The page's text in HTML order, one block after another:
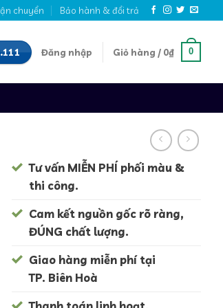
chuyển Bảo hành & đổi trả
Đăng nhập Giỏ hàng / 0₫ 0
Tư vấn MIỄN PHÍ phối màu &
thi công.
Cam kết nguồn gốc rõ ràng,
ĐÚNG chất lượng.
Giao hàng miễn phí tại
TP. Biên Hoà